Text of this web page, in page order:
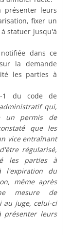
leurs
fixer un
statuer jusqu'à
dans ce
la demande
les parties à
1 du code de
qui,
un permis de
que les
vice entraînant
régularisé,
les parties à
l'expiration du
même après
mesure de
au juge, celui-ci
présenter leurs